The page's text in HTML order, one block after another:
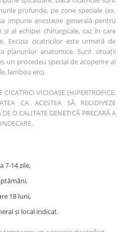
profunde, pe zone speciale (ex.
impune anestezie generală pentru
al echipei chirurgicale, caz în care
Excizia cicatricilor este urmată de
planurilor anatomice. Sunt situații
un procedeu special de acoperire al
lambou etc).
CICATRICI VICIOASE (HIPERTROFICE,
CA ACESTEA SĂ RECIDIVEZE
O CALITATE GENETICĂ PRECARĂ A
7-14 zile,
18 luni,
și local indicat.